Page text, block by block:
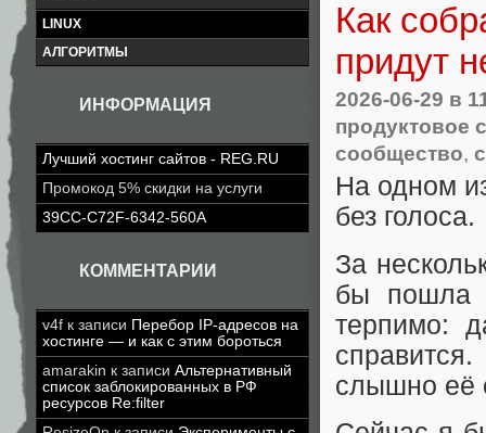
LINUX
АЛГОРИТМЫ
ИНФОРМАЦИЯ
Лучший хостинг сайтов - REG.RU
Промокод 5% скидки на услуги
39CC-C72F-6342-560A
КОММЕНТАРИИ
v4f к записи Перебор IP-адресов на
хостинге — и как с этим бороться
amarakin к записи Альтернативный
список заблокированных в РФ
ресурсов Re:filter
Как
придут
2026-06-29 в
продуктовое
сообщество,
На одном
без голоса.
За
бы пошла
терпимо:
слышно её